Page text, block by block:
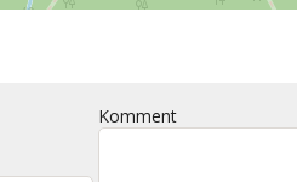
Komment